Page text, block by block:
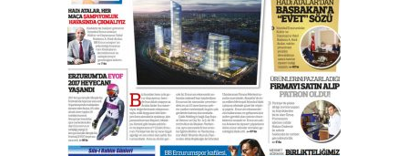
28 Temmuz 2026 Salı
Ahmet Gökhan YAZICI
Ahmed Yesevi’den bir Alperen…
”Reisimiz” idi… Hakka yürüdü.!
26 Mart 2026 Perşembe
Cem Bakırcı
Ardında bıraktığı hatıralarıyla
gönül adamı Faruk Terzioğlu!